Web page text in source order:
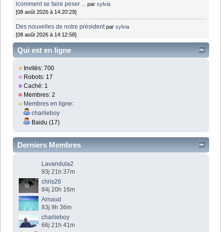
lcomment se faire peser ... parsylvia
[08 août 2026 à 14:20:29]
Des nouvelles de notre président parsylvia
[08 août 2026 à 14:12:58]
Qui est en ligne
Invités: 700
Robots: 17
Caché: 1
Membres: 2
Membres en ligne:
charlieboy
Baidu (17)
Derniers Membres
Lavandula2
93j 21h 37m
chris26
84j 20h 16m
Arnaud
83j 9h 36m
charlieboy
66j 21h 41m